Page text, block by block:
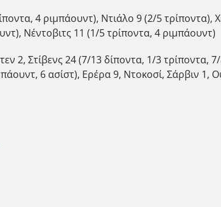
4 ριμπάουντ), Ντιάλο 9 (2/5 τρίποντα),
Νέντοβιτς 11 (1/5 τρίποντα, 4 ριμπάουντ)
2, Στίβενς 24 (7/13 δίποντα, 1/3 τρίποντα,
6 ασίστ), Ερέρα 9, Ντοκοσί, Σάρβιν 1,